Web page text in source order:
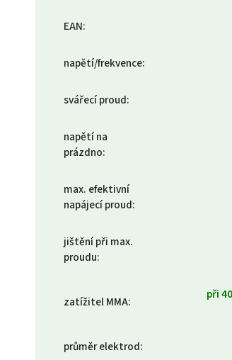
EAN:
napětí/frekvence:
svářecí proud:
napětí na
prázdno:
max. efektivní
napájecí proud:
jištění při max.
proudu:
zatížitel MMA:
při
průměr elektrod: